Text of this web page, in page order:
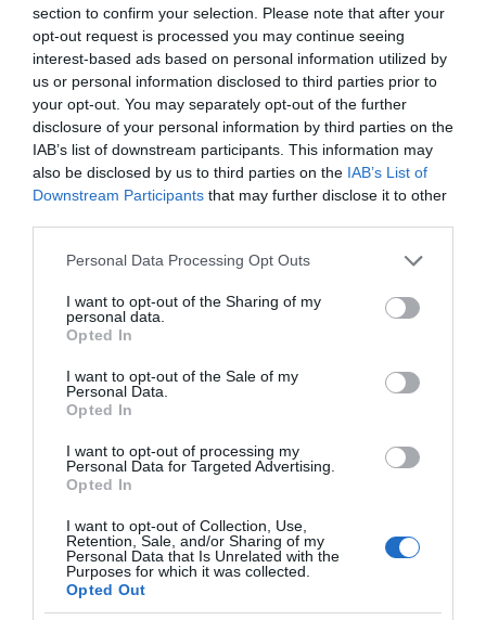
section to confirm your selection. Please note that after your
opt-out request is processed you may continue seeing
interest-based ads based on personal information utilized by
us or personal information disclosed to third parties prior to
your opt-out. You may separately opt-out of the further
disclosure of your personal information by third parties on the
IAB’s list of downstream participants. This information may
also be disclosed by us to third parties on the IAB’s List of
Downstream Participants that may further disclose it to other
Please note that this website/app uses one or more Google
not limited to your visit or usage behaviour. You may click to
grant or deny consent to Google and its third-party tags to
use your data for below specified purposes in below Google
consent section.
Personal Data Processing Opt Outs
I want to opt-out of the Sharing of my
personal data.
Opted In
I want to opt-out of the Sale of my
Personal Data.
Opted In
I want to opt-out of processing my
Personal Data for Targeted Advertising.
Opted In
I want to opt-out of Collection, Use,
Retention, Sale, and/or Sharing of my
Personal Data that Is Unrelated with the
Purposes for which it was collected.
Opted Out
ΠΑΥΛΟΣ ΜΑΡΙΝΑΚΗΣ: «ΔΕΝ ΗΘΕΛΑ ΝΑ ΑΦΗΣΩ ΣΤΟΝ
Ο κυβερνητικός εκπρόσωπος,
χαρτιά του στις «Τυπολογίες»
σε ένα vidcast που μιλάει για
τις μεγάλες τομές στον χώρο